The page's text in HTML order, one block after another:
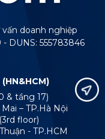
doanh nghiệp
DUNS: 555783846
& tầng 17)
– TP.Hà Nội
(3rd floor)
- TP.HCM